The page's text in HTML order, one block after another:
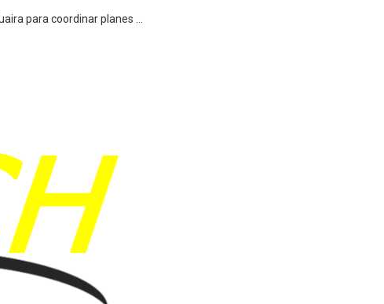
Visita del Centro de Encuentro para la Educación del Trabajo (CEET) La Guaira para coordinar planes educativos (18-02-2025)